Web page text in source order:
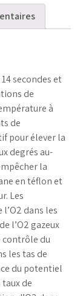
secondes et
de
à
de
pour élever la
degrés au-
la
en téflon et
Les
dans les
l’O2 gazeux
contrôle du
les tas de
du potentiel
de